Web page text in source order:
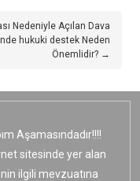
Nedeniyle Açılan Dava
hukuki destek Neden
Önemlidir? →
Aşamasındadır!!!!
sitesinde yer alan
ilgili mevzuatına